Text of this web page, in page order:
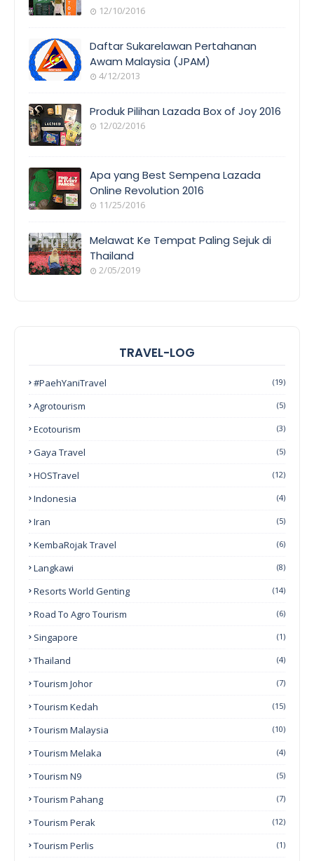
12/10/2016
Daftar Sukarelawan Pertahanan
Awam Malaysia (JPAM)
4/12/2013
Produk Pilihan Lazada Box of Joy 2016
12/02/2016
Apa yang Best Sempena Lazada
Online Revolution 2016
11/25/2016
Melawat Ke Tempat Paling Sejuk di
Thailand
2/05/2019
TRAVEL-LOG
#PaehYaniTravel (19)
Agrotourism (5)
Ecotourism (3)
Gaya Travel (5)
HOSTravel (12)
Indonesia (4)
Iran (5)
KembaRojak Travel (6)
Langkawi (8)
Resorts World Genting (14)
Road To Agro Tourism (6)
Singapore (1)
Thailand (4)
Tourism Johor (7)
Tourism Kedah (15)
Tourism Malaysia (10)
Tourism Melaka (4)
Tourism N9 (5)
Tourism Pahang (7)
Tourism Perak (12)
Tourism Perlis (1)